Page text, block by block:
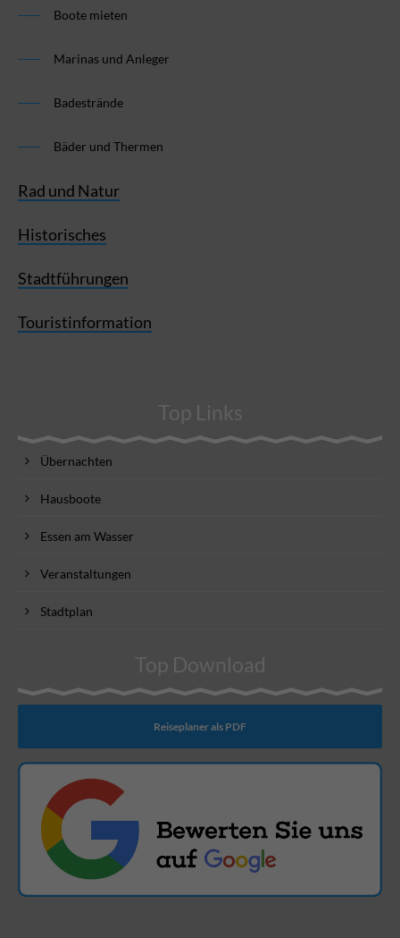
Boote mieten
Marinas und Anleger
Badestrände
Bäder und Thermen
Rad und Natur
Historisches
Stadtführungen
Touristinformation
Top Links
Übernachten
Hausboote
Essen am Wasser
Veranstaltungen
Stadtplan
Top Download
Reiseplaner als PDF